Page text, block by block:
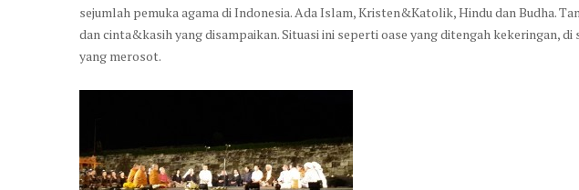
sejumlah pemuka agama di Indonesia. Ada Islam, Kristen&Katolik, Hindu dan Budha.
dan cinta&kasih yang disampaikan. Situasi ini seperti oase yang ditengah kekeringan,
yang merosot.